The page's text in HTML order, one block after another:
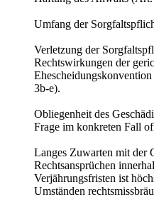
Umfang der
Verletzung der
Rechtswirkungen der
3b-e).
Obliegenheit des
Frage im konkreten Fall
Langes Zuwarten mit der
Rechtsansprüchen
Verjährungsfristen ist
Umständen